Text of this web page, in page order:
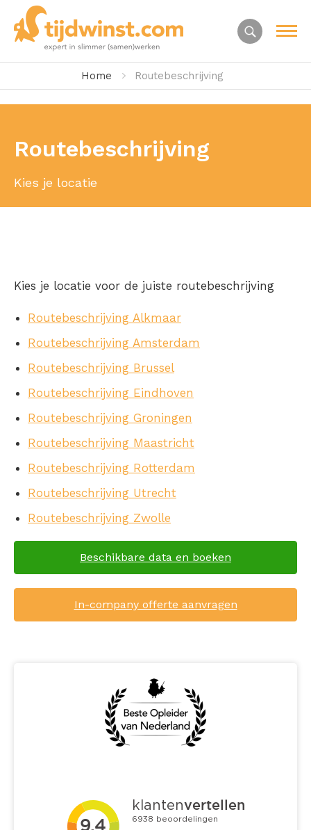
Home Routebeschrijving
Routebeschrijving
Kies je locatie
Kies je locatie voor de juiste routebeschrijving
Routebeschrijving Alkmaar
Routebeschrijving Amsterdam
Routebeschrijving Brussel
Routebeschrijving Eindhoven
Routebeschrijving Groningen
Routebeschrijving Maastricht
Routebeschrijving Rotterdam
Routebeschrijving Utrecht
Routebeschrijving Zwolle
Beschikbare data en boeken
In-company offerte aanvragen